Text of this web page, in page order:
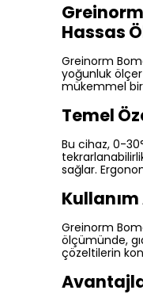
Hassas
Greinorm
yoğunluk
mükemmel
Temel
Bu cihaz, 0-
sağlar.
Greinorm
ölçümünde,
çözeltilerin